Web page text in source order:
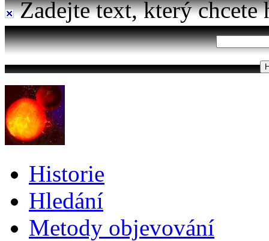
Zadejte text, který chcete
Historie
Hledání
Metody objevování